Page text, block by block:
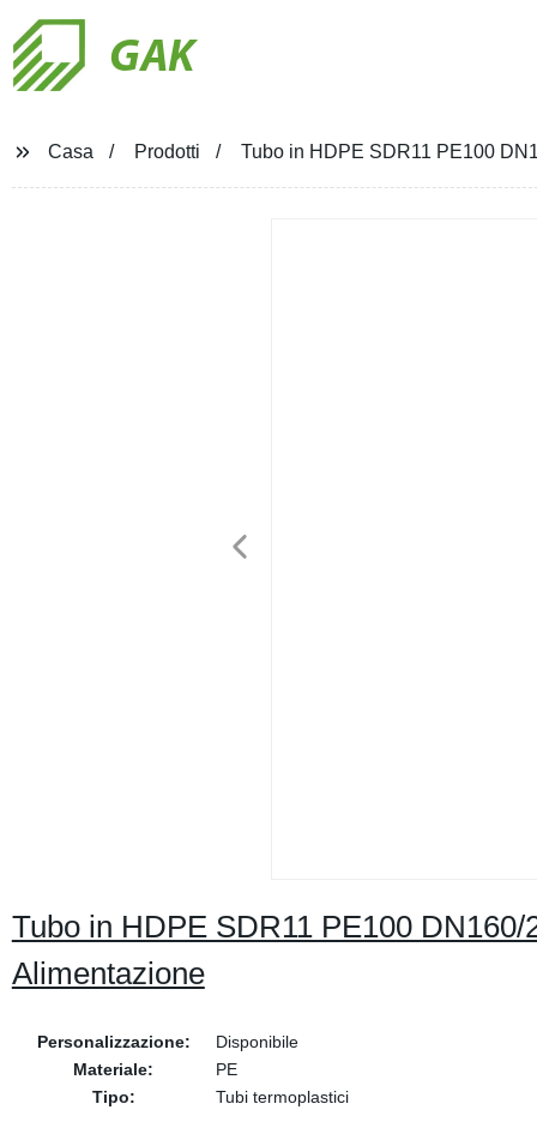
GAK
Casa Prodotti Tubo in HDPE SDR11 PE100
Tubo in HDPE SDR11 PE100
Alimentazione
Personalizzazione:
Disponibile
Materiale:
PE
Tipo:
Tubi termoplastici